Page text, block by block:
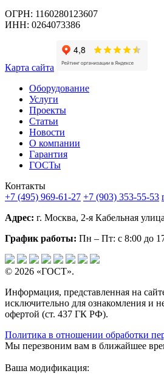
ОГРН: 1160280123607
ИНН: 0264073386
Карта сайта
Оборудование
Услуги
Проекты
Статьи
Новости
О компании
Гарантия
ГОСТы
Контакты
+7 (495) 969-61-27 +7 (903) 353-55-53
Адрес: г. Москва, 2-я Кабельная
График работы: Пн – Пт: с 8:00 до
© 2026 «ГОСТ».
Информация, представленная на
исключительно для ознакомления и
офертой (ст. 437 ГК РФ).
Политика в отношении обработки
Мы перезвоним вам в ближайшее
Ваша модификация: